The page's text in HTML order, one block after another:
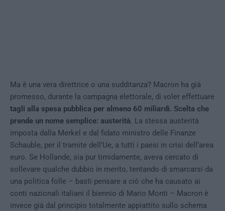
Ma è una vera direttrice o una sudditanza? Macron ha già
promesso, durante la campagna elettorale, di voler effettuare
tagli alla spesa pubblica per almeno 60 miliardi. Scelta che
prende un nome semplice: austerità. La stessa austerità
imposta dalla Merkel e dal fidato ministro delle Finanze
Schauble, per il tramite dell’Ue, a tutti i paesi in crisi dell’area
euro. Se Hollande, sia pur timidamente, aveva cercato di
sollevare qualche dubbio in merito, tentando di smarcarsi da
una politica folle – basti pensare a ciò che ha causato ai
conti nazionali italiani il biennio di Mario Monti – Macron è
invece già dal principio totalmente appiattito sullo schema